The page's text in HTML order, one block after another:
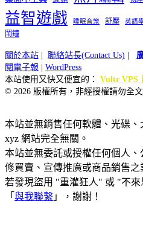
益智遊戲 睡眠音樂 舒壓 英語
鬧鐘
關於本站 聯絡站長(Contact Us)
閱電子報
WordPress
本站使用又快又便宜的： Vultr VPS
© 2026 版權所有，非經授權請勿全
本站並無銷售任何軟體、光碟
xyz 網站完全無關。
本站並無委託或授權任何個人
修買賣、宣傳推廣或商品銷售之
若發現盜用 "重灌狂人" 或 "不
「 與我聯繫 」，謝謝！